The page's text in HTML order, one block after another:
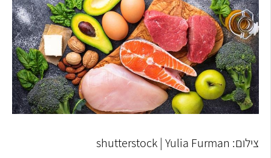
צילום: shutterstock | Yulia Furman